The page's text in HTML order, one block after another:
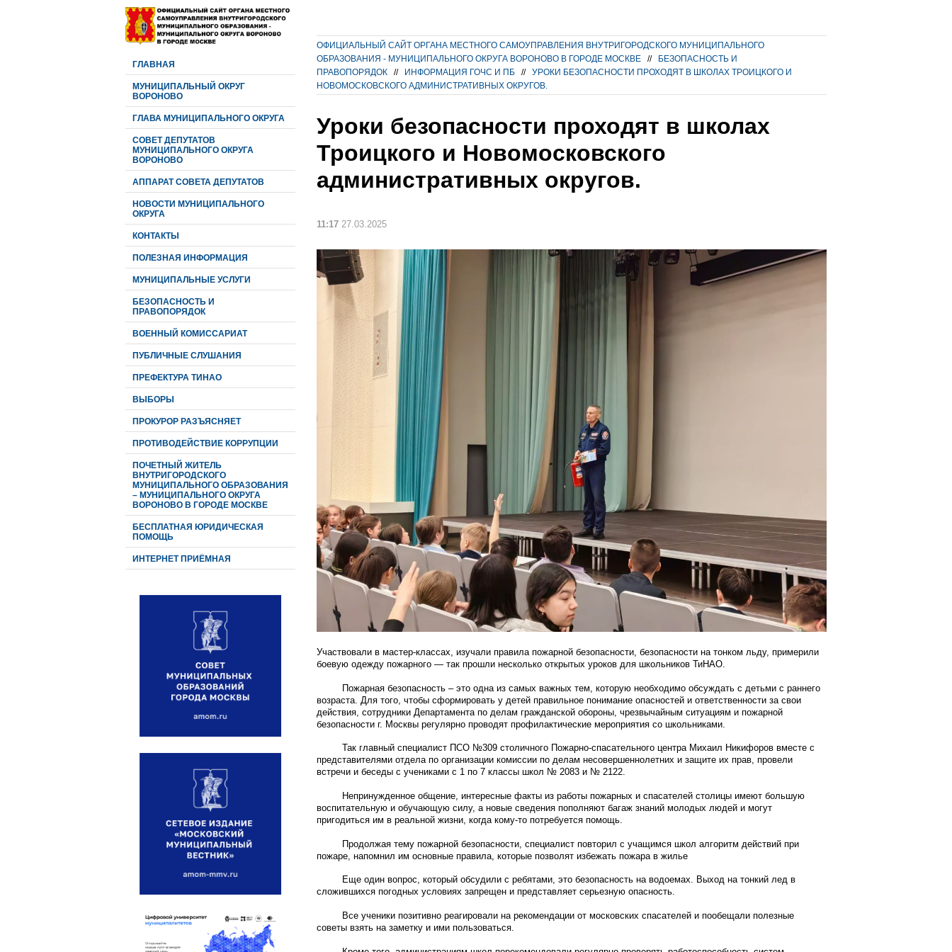
ГЛАВНАЯ
МУНИЦИПАЛЬНЫЙ ОКРУГ
ВОРОНОВО
ГЛАВА МУНИЦИПАЛЬНОГО ОКРУГА
CОВЕТ ДЕПУТАТОВ
МУНИЦИПАЛЬНОГО ОКРУГА
ВОРОНОВО
АППАРАТ СОВЕТА ДЕПУТАТОВ
НОВОСТИ МУНИЦИПАЛЬНОГО
ОКРУГА
КОНТАКТЫ
ПОЛЕЗНАЯ ИНФОРМАЦИЯ
МУНИЦИПАЛЬНЫЕ УСЛУГИ
БЕЗОПАСНОСТЬ И
ПРАВОПОРЯДОК
ВОЕННЫЙ КОМИССАРИАТ
ПУБЛИЧНЫЕ СЛУШАНИЯ
ПРЕФЕКТУРА ТИНАО
ВЫБОРЫ
ПРОКУРОР РАЗЪЯСНЯЕТ
ПРОТИВОДЕЙСТВИЕ КОРРУПЦИИ
ПОЧЕТНЫЙ ЖИТЕЛЬ
ВНУТРИГОРОДСКОГО
МУНИЦИПАЛЬНОГО ОБРАЗОВАНИЯ
– МУНИЦИПАЛЬНОГО ОКРУГА
ВОРОНОВО В ГОРОДЕ МОСКВЕ
БЕСПЛАТНАЯ ЮРИДИЧЕСКАЯ
ПОМОЩЬ
ИНТЕРНЕТ ПРИЁМНАЯ
ОФИЦИАЛЬНЫЙ САЙТ ОРГАНА МЕСТНОГО САМОУПРАВЛЕНИЯ ВНУТРИГОРОДСКОГО МУНИЦИПАЛЬНОГО
ОБРАЗОВАНИЯ - МУНИЦИПАЛЬНОГО ОКРУГА ВОРОНОВО В ГОРОДЕ МОСКВЕ
//
БЕЗОПАСНОСТЬ И
ПРАВОПОРЯДОК
// ИНФОРМАЦИЯ ГОЧС И ПБ //
УРОКИ БЕЗОПАСНОСТИ ПРОХОДЯТ В ШКОЛАХ ТРОИЦКОГО И
НОВОМОСКОВСКОГО АДМИНИСТРАТИВНЫХ ОКРУГОВ.
Уроки безопасности проходят в школах
Троицкого и Новомосковского
административных округов.
11:17 27.03.2025
Участвовали в мастер-классах, изучали правила пожарной безопасности, безопасности на тонком льду, примерили
боевую одежду пожарного — так прошли несколько открытых уроков для школьников ТиНАО.
Пожарная безопасность – это одна из самых важных тем, которую необходимо обсуждать с детьми с раннего
возраста. Для того, чтобы сформировать у детей правильное понимание опасностей и ответственности за свои
действия, сотрудники Департамента по делам гражданской обороны, чрезвычайным ситуациям и пожарной
безопасности г. Москвы регулярно проводят профилактические мероприятия со школьниками.
Так главный специалист ПСО №309 столичного Пожарно-спасательного центра Михаил Никифоров вместе с
представителями отдела по организации комиссии по делам несовершеннолетних и защите их прав, провели
встречи и беседы с учениками с 1 по 7 классы школ № 2083 и № 2122.
Непринужденное общение, интересные факты из работы пожарных и спасателей столицы имеют большую
воспитательную и обучающую силу, а новые сведения пополняют багаж знаний молодых людей и могут
пригодиться им в реальной жизни, когда кому-то потребуется помощь.
Продолжая тему пожарной безопасности, специалист повторил с учащимся школ алгоритм действий при
пожаре, напомнил им основные правила, которые позволят избежать пожара в жилье
Еще один вопрос, который обсудили с ребятами, это безопасность на водоемах. Выход на тонкий лед в
сложившихся погодных условиях запрещен и представляет серьезную опасность.
Все ученики позитивно реагировали на рекомендации от московских спасателей и пообещали полезные
советы взять на заметку и ими пользоваться.